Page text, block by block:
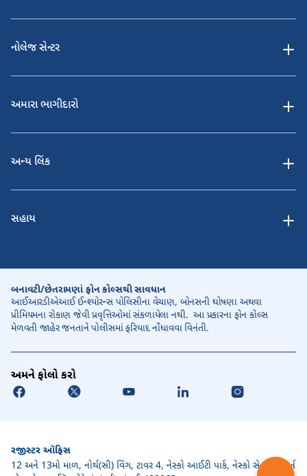
નોલેજ સેન્ટર
અમારા ભાગીદારો
અન્ય લિંક
સહાય
બનાવટી/છેતરામણાં ફોન કોલ્સથી સાવધાન
આઈઆરડીએઆઈ ઈન્શ્યોરન્સ પોલિસીના વેચાણ, બોનસની ઘોષણા અથવા
પ્રીમિયમના રોકાણ જેવી પ્રવૃત્તિઓમાં સંકળાયેલા નથી. આ પ્રકારના ફોન કોલ્સ
મેળવતી જાહેર જનતાને પોલીસમાં ફરિયાદ નોંધાવવા વિનંતી.
અમને ફોલો કરો
રજીસ્ટર ઑફિસ
12 અને 13મો માળ, નોર્થ(સી) વિંગ, ટાવર 4, નેસ્કો આઈટી પાર્ક, નેસ્કો સેન્ટર, વેસ્ટર્ન